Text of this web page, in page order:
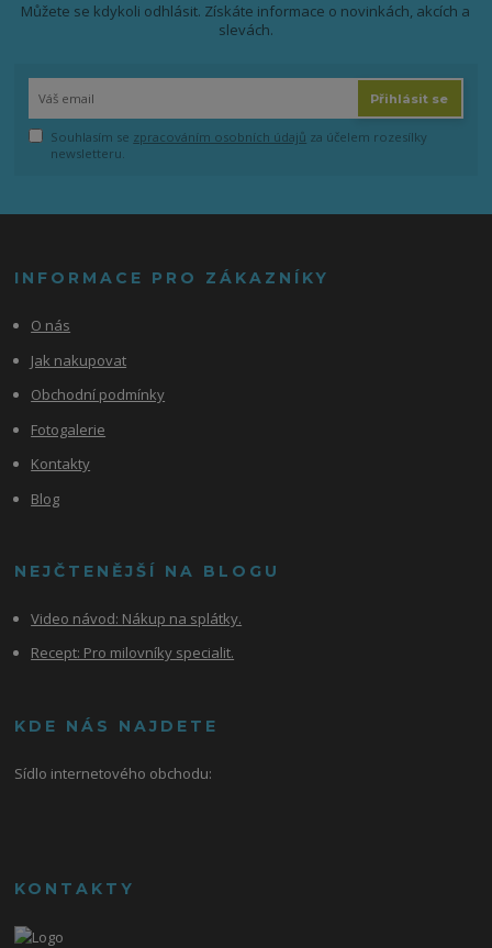
Můžete se kdykoli odhlásit. Získáte informace o novinkách, akcích a
slevách.
Přihlásit se
Souhlasím se zpracováním osobních údajů za účelem rozesílky
newsletteru.
INFORMACE PRO ZÁKAZNÍKY
O nás
Jak nakupovat
Obchodní podmínky
Fotogalerie
Kontakty
Blog
NEJČTENĚJŠÍ NA BLOGU
Video návod: Nákup na splátky.
Recept: Pro milovníky specialit.
KDE NÁS NAJDETE
Sídlo internetového obchodu:
KONTAKTY